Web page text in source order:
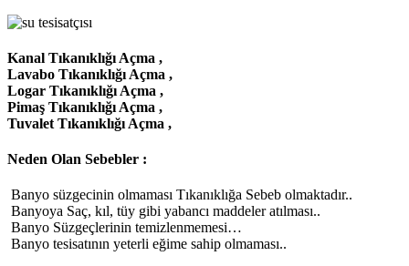
Kanal Tıkanıklığı Açma ,
Lavabo Tıkanıklığı Açma ,
Logar Tıkanıklığı Açma ,
Pimaş Tıkanıklığı Açma ,
Tuvalet Tıkanıklığı Açma ,
Neden Olan Sebebler :
Banyo süzgecinin olmaması Tıkanıklığa Sebeb olmaktadır..
Banyoya Saç, kıl, tüy gibi yabancı maddeler atılması..
Banyo Süzgeçlerinin temizlenmemesi…
Banyo tesisatının yeterli eğime sahip olmaması..